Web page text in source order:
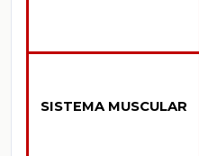
SISTEMA MUSCULAR